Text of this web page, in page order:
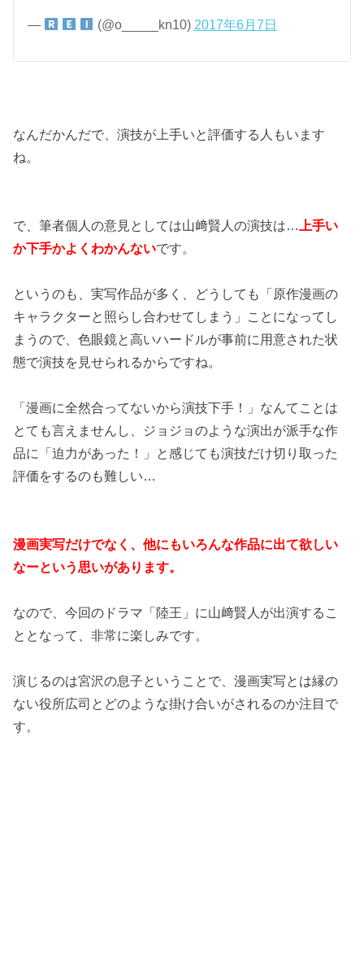
— (@o_____kn10) 2017年6月7日
なんだかんだで、演技が上手いと評価する人もいます
ね。
で、筆者個人の意見としては山﨑賢人の演技は…
上手い
か下手かよくわかんないです。
というのも、実写作品が多く、どうしても「原作漫画の
キャラクターと照らし合わせてしまう」ことになってし
まうので、色眼鏡と高いハードルが事前に用意された状
態で演技を見せられるからですね。
「漫画に全然合ってないから演技下手！」なんてことは
とても言えませんし、ジョジョのような演出が派手な作
品に「迫力があった！」と感じても演技だけ切り取った
評価をするのも難しい…
漫画実写だけでなく、他にもいろんな作品に出て欲しい
なーという思いがあります。
なので、今回のドラマ「陸王」に山﨑賢人が出演するこ
ととなって、非常に楽しみです。
演じるのは宮沢の息子ということで、漫画実写とは縁の
ない役所広司とどのような掛け合いがされるのか注目で
す。